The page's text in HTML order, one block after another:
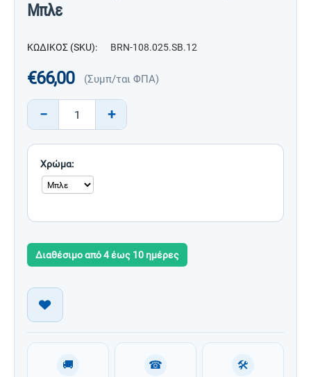
Μπλε
ΚΩΔΙΚΟΣ (SKU): BRN-108.025.SB.12
€66,00 (Συμπ/ται ΦΠΑ)
+
−
Χρώμα:
Διαθέσιμο από 4 έως 10 ημέρες
🚚 ☎ 🛠